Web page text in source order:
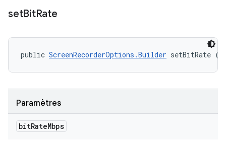
setBitRate
public ScreenRecorderOptions.Builder setBitRate
Paramètres
bitRateMbps